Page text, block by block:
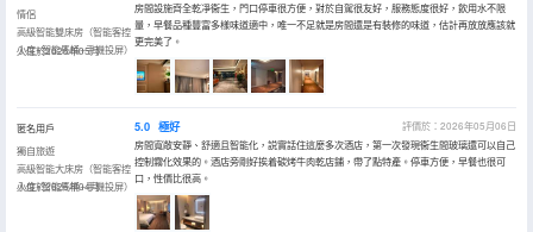
情侶
高級智能雙床房（智能客控
小度+智能馬桶+手機投屏）
入住於2026年05月
房間設施齊全乾凈衞生，門口停車很方便，對於自駕很友好，服務態度很好，飲用水不限
量，早餐品種豐富多樣味道適中，唯一不足就是房間還是有裝修的味道，估計再放放應該就
更完美了。
匿名用戶
獨自旅遊
高級智能大床房（智能客控
小度+智能馬桶+手機投屏）
入住於2026年04月
5.0 極好
評價於：2026年05月06日
房間寬敞安靜、舒適且智能化，説實話住這麼多次酒店，第一次發現衞生間玻璃還可以自己
控制霧化效果的。酒店旁剛好挨着碳烤牛肉乾店鋪，帶了點特產。停車方便，早餐也很可
口，性價比很高。